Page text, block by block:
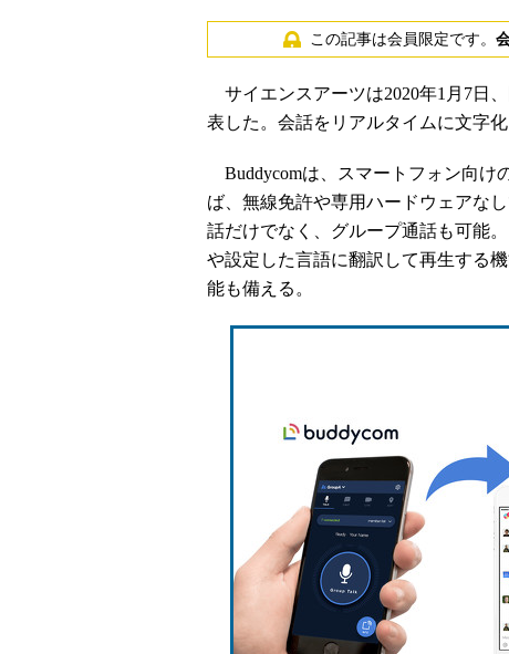
この記事は会員限定です。
サイエンスアーツは2020年1月7日
表した。会話をリアルタイムに文字化
Buddycomは、スマートフォン向け
ば、無線免許や専用ハードウェアな
話だけでなく、グループ通話も可能
や設定した言語に翻訳して再生する
能も備える。